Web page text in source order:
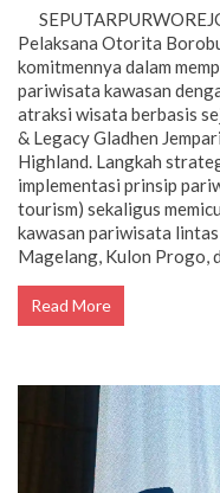
Pelaksana Otorita
komitmennya dalam
pariwisata kawasan
atraksi wisata berbasis
& Legacy Gladhen
Highland. Langkah
implementasi prinsip
tourism) sekaligus
kawasan pariwisata
Magelang, Kulon Progo,
Read More